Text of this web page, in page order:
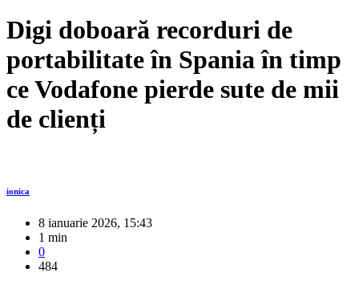
Digi doboară recorduri de
portabilitate în Spania în timp
ce Vodafone pierde sute de mii
de clienți
ionica
8 ianuarie 2026, 15:43
1 min
0
484